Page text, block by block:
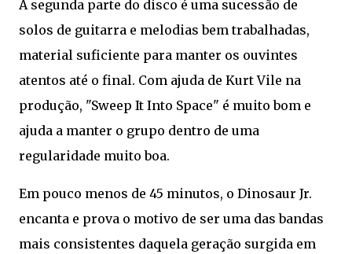
A segunda parte do disco é uma sucessão de
solos de guitarra e melodias bem trabalhadas,
material suficiente para manter os ouvintes
atentos até o final. Com ajuda de Kurt Vile na
produção, "Sweep It Into Space" é muito bom e
ajuda a manter o grupo dentro de uma
regularidade muito boa.
Em pouco menos de 45 minutos, o Dinosaur Jr.
encanta e prova o motivo de ser uma das bandas
mais consistentes daquela geração surgida em